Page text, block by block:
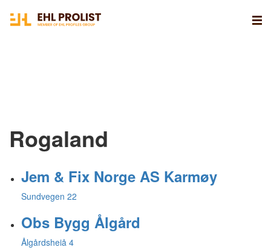
Rogaland
Jem & Fix Norge AS Karmøy
Sundvegen 22
Obs Bygg Ålgård
Ålgårdsheiå 4